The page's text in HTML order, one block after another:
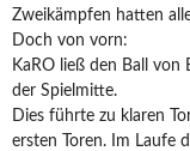
Zweikämpfen hatten
Doch von vorn:
KaRO ließ den Ball
der Spielmitte.
Dies führte zu klaren
ersten Toren. Im Laufe